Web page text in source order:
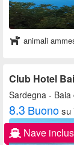
animali
Club Hotel
Sardegna - Baia
8.3 Buonosu
Nave